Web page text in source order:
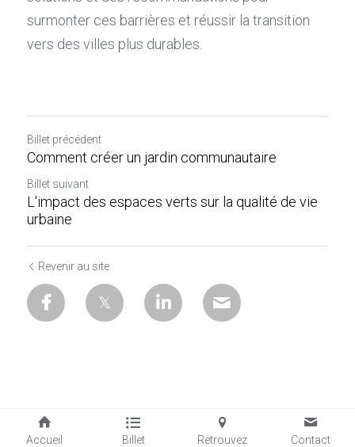
surmonter ces barrières et réussir la transition
vers des villes plus durables.
Billet précédent
Comment créer un jardin communautaire
Billet suivant
L'impact des espaces verts sur la qualité de vie
urbaine
Revenir au site
Accueil Billet Retrouvez Contact